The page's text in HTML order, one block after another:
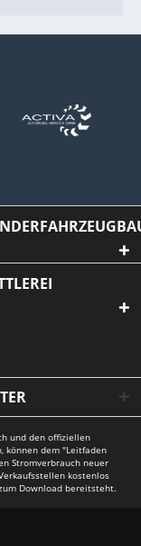
und den offiziellen
können dem "Leitfaden
Stromverbrauch neuer
kostenlos
Download bereitsteht.